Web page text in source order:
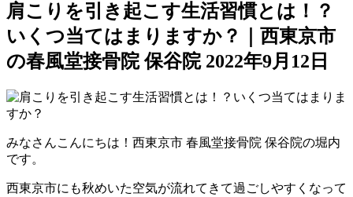
肩こりを引き起こす生活習慣とは！？
いくつ当てはまりますか？｜西東京市
の春風堂接骨院 保谷院 2022年9月12日
みなさんこんにちは！西東京市 春風堂接骨院 保谷院の堀内
です。
西東京市にも秋めいた空気が流れてきて過ごしやすくなって